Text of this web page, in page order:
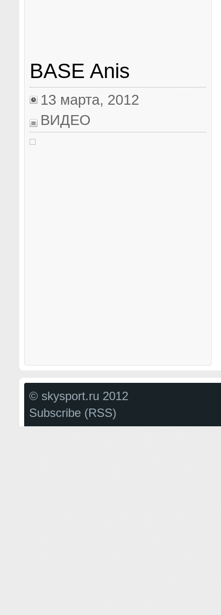
BASE Anis
13 марта, 2012
ВИДЕО
© skysport.ru 2012
Subscribe (RSS)